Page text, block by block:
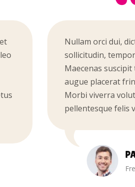
Nullam orci dui,
sollicitudin,
Maecenas
augue placerat
Morbi viverra
pellentesque felis